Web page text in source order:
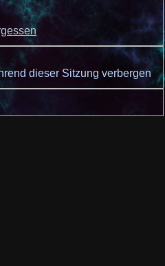
dieser Sitzung verbergen